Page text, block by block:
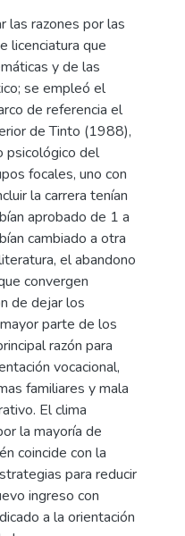
las razones por las
licenciatura que
y de las
se empleó el
de referencia el
de Tinto (1988),
psicológico del
focales, uno con
la carrera tenían
aprobado de 1 a
cambiado a otra
el abandono
convergen
de dejar los
parte de los
razón para
vocacional,
familiares y mala
El clima
la mayoría de
coincide con la
para reducir
ingreso con
a la orientación